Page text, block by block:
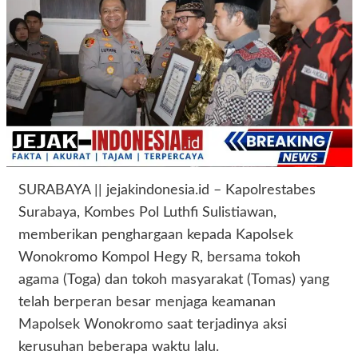
SURABAYA || jejakindonesia.id – Kapolrestabes
Surabaya, Kombes Pol Luthfi Sulistiawan,
memberikan penghargaan kepada Kapolsek
Wonokromo Kompol Hegy R, bersama tokoh
agama (Toga) dan tokoh masyarakat (Tomas) yang
telah berperan besar menjaga keamanan
Mapolsek Wonokromo saat terjadinya aksi
kerusuhan beberapa waktu lalu.